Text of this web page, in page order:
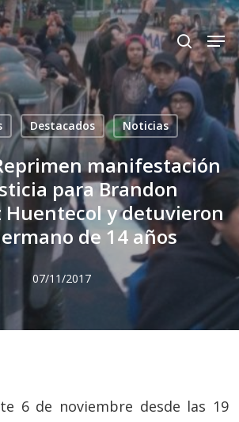
search
Destacados Noticias
manifestación
para Brandon
Huentecol y detuvieron
de 14 años
07/11/2017
6 de noviembre desde las 19
Close
Menu